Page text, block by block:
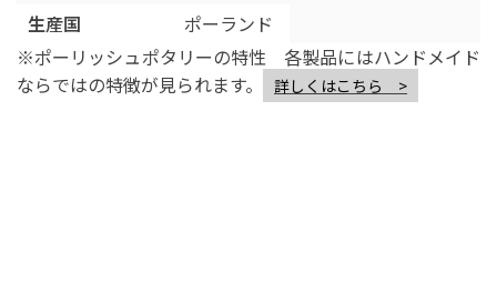
生産国
ポーランド
※ポーリッシュポタリーの特性 各製品にはハンドメイド
ならではの特徴が見られます。
詳しくはこちら >